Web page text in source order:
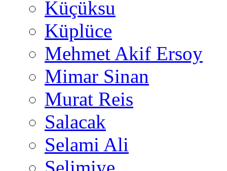
Küçüksu
Küplüce
Mehmet Akif Ersoy
Mimar Sinan
Murat Reis
Salacak
Selami Ali